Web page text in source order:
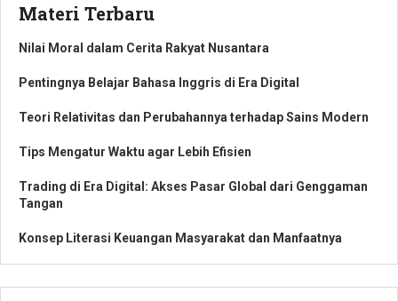
Materi Terbaru
Nilai Moral dalam Cerita Rakyat Nusantara
Pentingnya Belajar Bahasa Inggris di Era Digital
Teori Relativitas dan Perubahannya terhadap Sains Modern
Tips Mengatur Waktu agar Lebih Efisien
Trading di Era Digital: Akses Pasar Global dari Genggaman
Tangan
Konsep Literasi Keuangan Masyarakat dan Manfaatnya